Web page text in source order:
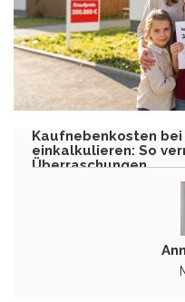
Kaufnebenkosten
einkalkulieren: So
Überraschungen